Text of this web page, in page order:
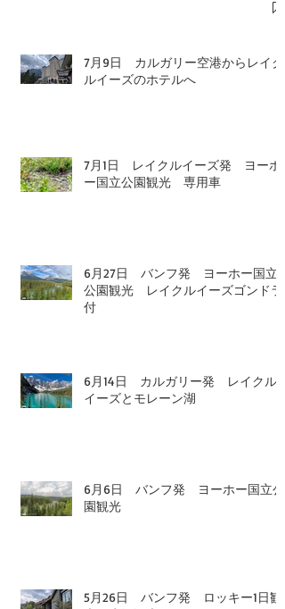
7月9日 カルガリー空港からレイク
ルイーズのホテルへ
7月1日 レイクルイーズ発 ヨーホ
ー国立公園観光 専用車
6月27日 バンフ発 ヨーホー国立
公園観光 レイクルイーズゴンドラ
付
6月14日 カルガリー発 レイクル
イーズとモレーン湖
6月6日 バンフ発 ヨーホー国立公
園観光
5月26日 バンフ発 ロッキー1日観